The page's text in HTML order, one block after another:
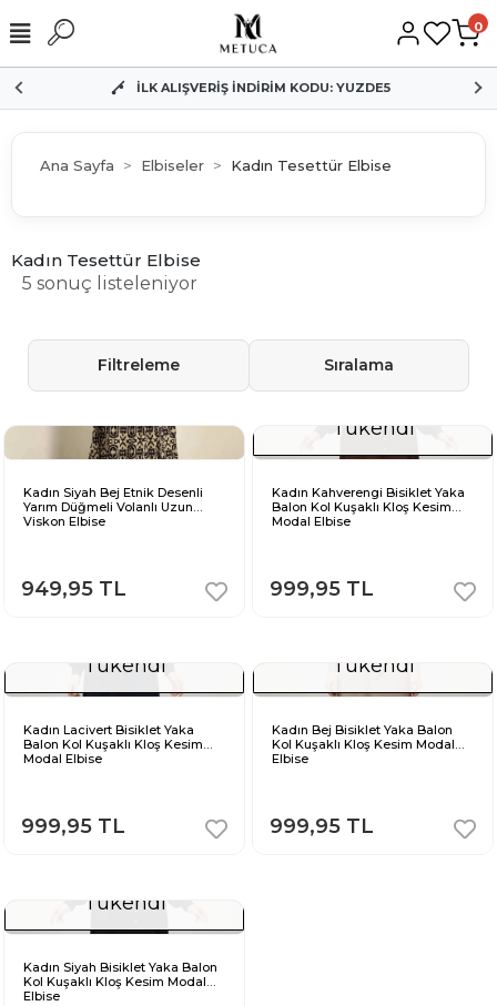
0
İLK ALIŞVERİŞ İNDİRİM KODU: YUZDE5
Ana Sayfa Elbiseler Kadın Tesettür Elbise
Kadın Tesettür Elbise
5 sonuç listeleniyor
Filtreleme Sıralama
Kadın Siyah Bej Etnik Desenli
Yarım Düğmeli Volanlı Uzun
Viskon Elbise
949,95 TL
Tükendi
Kadın Kahverengi Bisiklet Yaka
Balon Kol Kuşaklı Kloş Kesim
Modal Elbise
999,95 TL
Tükendi
Kadın Lacivert Bisiklet Yaka
Balon Kol Kuşaklı Kloş Kesim
Modal Elbise
999,95 TL
Tükendi
Kadın Bej Bisiklet Yaka Balon
Kol Kuşaklı Kloş Kesim Modal
Elbise
999,95 TL
Tükendi
Kadın Siyah Bisiklet Yaka Balon
Kol Kuşaklı Kloş Kesim Modal
Elbise